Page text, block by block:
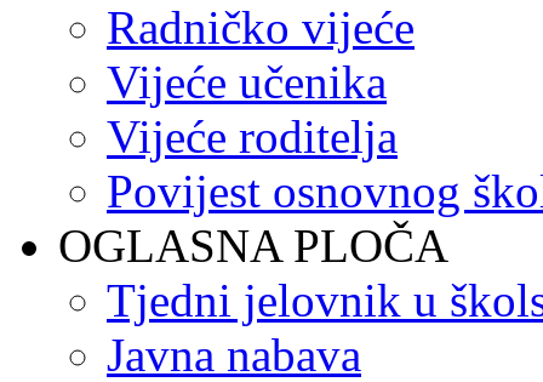
Radničko vijeće
Vijeće učenika
Vijeće roditelja
Povijest osnovnog
OGLASNA PLOČA
Tjedni jelovnik u
Javna nabava